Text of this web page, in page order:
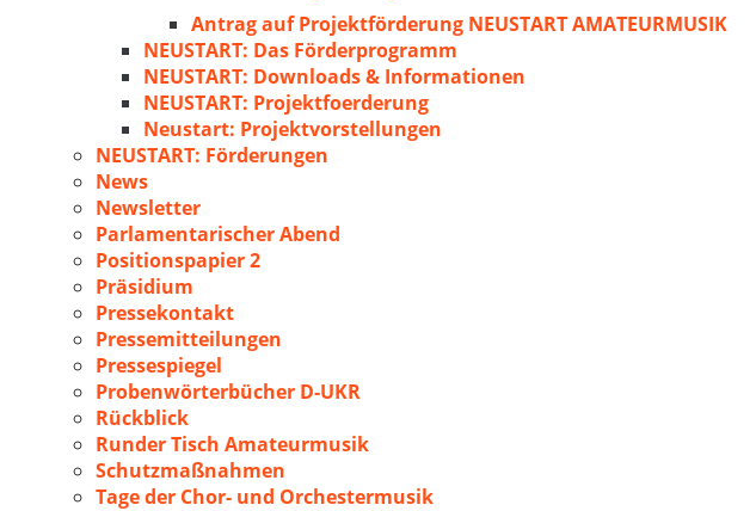
Antrag auf Projektförderung NEUSTART AMATEURMUSIK
NEUSTART: Das Förderprogramm
NEUSTART: Downloads & Informationen
NEUSTART: Projektfoerderung
Neustart: Projektvorstellungen
NEUSTART: Förderungen
News
Newsletter
Parlamentarischer Abend
Positionspapier 2
Präsidium
Pressekontakt
Pressemitteilungen
Pressespiegel
Probenwörterbücher D-UKR
Rückblick
Runder Tisch Amateurmusik
Schutzmaßnahmen
Tage der Chor- und Orchestermusik